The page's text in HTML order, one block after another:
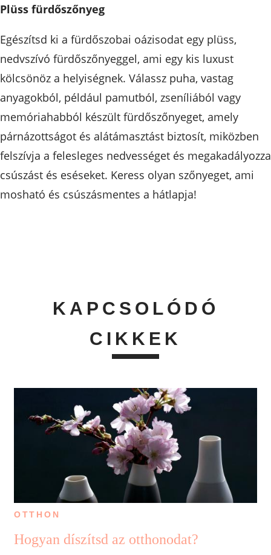
Plüss fürdőszőnyeg
Egészítsd ki a fürdőszobai oázisodat egy plüss,
nedvszívó fürdőszőnyeggel, ami egy kis luxust
kölcsönöz a helyiségnek. Válassz puha, vastag
anyagokból, például pamutból, zseníliából vagy
memóriahabból készült fürdőszőnyeget, amely
párnázottságot és alátámasztást biztosít, miközben
felszívja a felesleges nedvességet és
csúszást és eséseket. Keress olyan szőnyeget, ami
mosható és csúszásmentes a hátlapja!
KAPCSOLÓDÓ
CIKKEK
OTTHON
Hogyan díszítsd az otthonodat?